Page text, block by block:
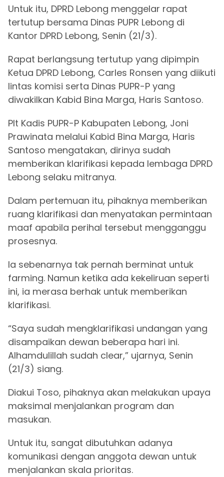
Untuk itu, DPRD Lebong menggelar rapat
tertutup bersama Dinas PUPR Lebong di
Kantor DPRD Lebong, Senin (21/3).
Rapat berlangsung tertutup yang dipimpin
Ketua DPRD Lebong, Carles Ronsen yang diikuti
lintas komisi serta Dinas PUPR-P yang
diwakilkan Kabid Bina Marga, Haris Santoso.
Plt Kadis PUPR-P Kabupaten Lebong, Joni
Prawinata melalui Kabid Bina Marga, Haris
Santoso mengatakan, dirinya sudah
memberikan klarifikasi kepada lembaga DPRD
Lebong selaku mitranya.
Dalam pertemuan itu, pihaknya memberikan
ruang klarifikasi dan menyatakan permintaan
maaf apabila perihal tersebut mengganggu
prosesnya.
Ia sebenarnya tak pernah berminat untuk
farming. Namun ketika ada kekeliruan seperti
ini, ia merasa berhak untuk memberikan
klarifikasi.
“Saya sudah mengklarifikasi undangan yang
disampaikan dewan beberapa hari ini.
Alhamdulillah sudah clear,” ujarnya, Senin
(21/3) siang.
Diakui Toso, pihaknya akan melakukan upaya
maksimal menjalankan program dan
masukan.
Untuk itu, sangat dibutuhkan adanya
komunikasi dengan anggota dewan untuk
menjalankan skala prioritas.